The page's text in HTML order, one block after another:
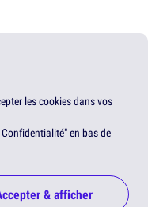
les cookies dans vos
en bas de
& afficher